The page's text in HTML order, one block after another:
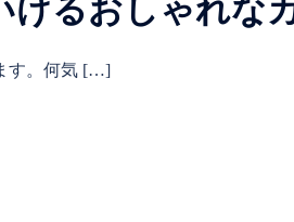
るおしゃれな
す。何気 […]